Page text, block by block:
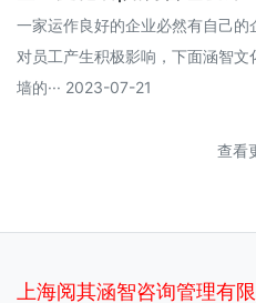
一家运作良好的企业必然有自己
对员工产生积极影响，下面涵智
墙的··· 2023-07-21
查看
上海阅其涵智咨询管理有